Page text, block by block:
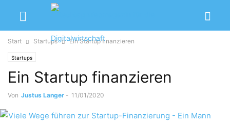
Start Startups Ein Startup finanzieren
Startups
Ein Startup finanzieren
Von Justus Langer - 11/01/2020